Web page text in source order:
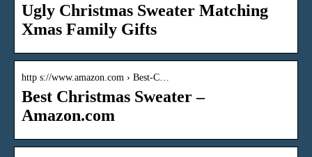
Ugly Christmas Sweater Matching
Xmas Family Gifts
http s://www.amazon.com › Best-C…
Best Christmas Sweater –
Amazon.com